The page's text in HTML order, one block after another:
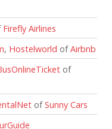
Firefly Airlines
, Hostelworld ofAirbnb
of
ofSunny Cars